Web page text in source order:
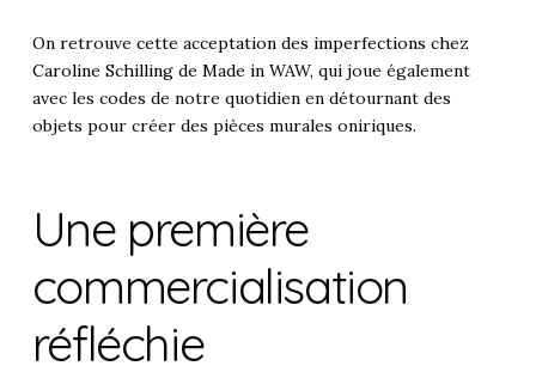
On retrouve cette acceptation des imperfections chez
Caroline Schilling de Made in WAW, qui joue également
avec les codes de notre quotidien en détournant des
objets pour créer des pièces murales oniriques.
Une première
commercialisation
réfléchie